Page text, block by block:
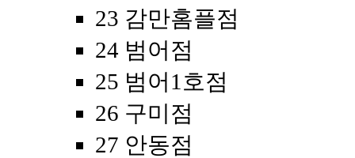
23 감만홈플점
24 범어점
25 범어1호점
26 구미점
27 안동점